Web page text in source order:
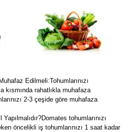
Edilmeli:Tohumlarınızı
kısmında rahatlıkla muhafaza
2-3 çeşide göre muhafaza
tohumlarınızı
öncelikli iş tohumlarınızı 1 saat kadar